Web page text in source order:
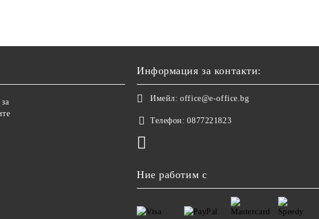
Информация за контакти:
Имейл: office@e-office.bg
Телефон: 0877221823
Ние работим с